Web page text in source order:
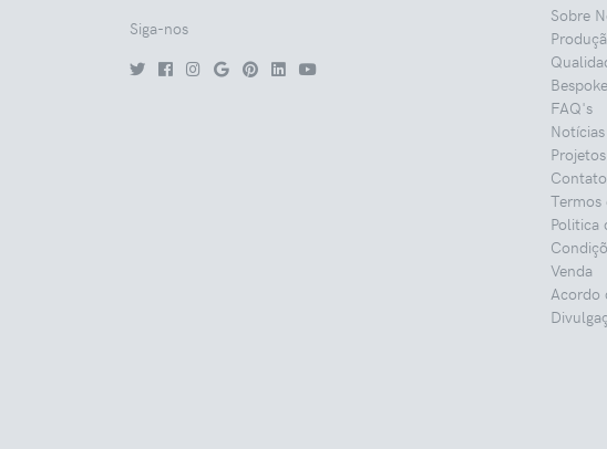
Siga-nos
Sobre
Bespoke
FAQ's
Notícias
Projetos
Termos
Politica
Venda
Acordo